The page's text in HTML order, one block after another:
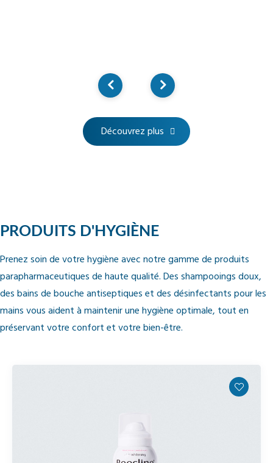
Découvrez plus
PRODUITS D'HYGIÈNE
Prenez soin de votre hygiène avec notre gamme de produits
parapharmaceutiques de haute qualité. Des shampooings doux,
des bains de bouche antiseptiques et des désinfectants pour les
mains vous aident à maintenir une hygiène optimale, tout en
préservant votre confort et votre bien-être.